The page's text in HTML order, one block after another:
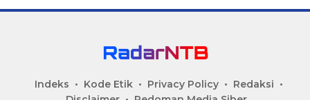
Indeks Kode Etik Privacy Policy
Redaksi